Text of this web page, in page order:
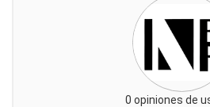
0 opiniones de